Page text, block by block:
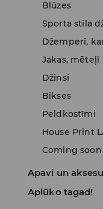
Blūzes
Sporta stila
Džemperi,
Jakas, mēteļi
Džinsi
Bikses
Peldkostīmi
House Print
Coming soon
Apavi un
Aplūko tagad!